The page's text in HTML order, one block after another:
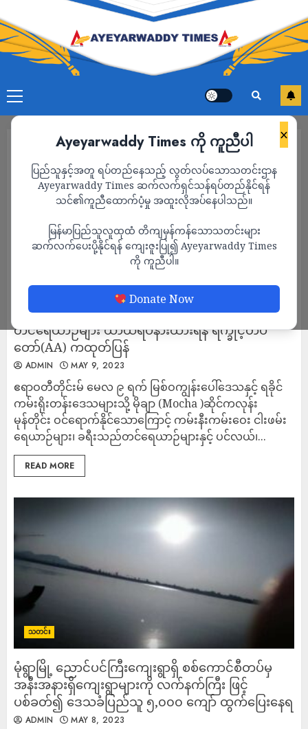
×
Ayeyarwaddy Times ကို ကူညီပါ
ပြည်သူနှင့်အတူ ရပ်တည်နေသည့် လွတ်လပ်သောသတင်းဌာန
Ayeyarwaddy Times ဆက်လက်ရှင်သန်ရပ်တည်နိုင်ရန်
သင်၏ကူညီထောက်ပံ့မှု အထူးလိုအပ်နေပါသည်။
မြန်မာပြည်သူလူထုထံ တိကျမှန်ကန်သောသတင်းများ
ဆက်လက်ပေးပို့နိုင်ရန် ကျေးဇူးပြု၍ Ayeyarwaddy Times
ကို ကူညီပါ။
Donate Now
Mocha မုန်တိုင်းကြောင့် ရေလုပ်သားများနှင့် ခရီးသည်
တင်ရေယာဉ်များ ယာယီရပ်နားထားရန် ရက္ခိုင့်တပ်
တော်(AA) ကထုတ်ပြန်
ADMIN MAY 9, 2023
ဧရာဝတီတိုင်းမ် မေလ ၉ ရက် မြစ်ဝကျွန်းပေါ်ဒေသနှင့် ရခိုင်
ကမ်းရိုးတန်းဒေသများသို့ မိုချာ (Mocha )ဆိုင်ကလုန်း
မုန်တိုင်း ဝင်ရောက်နိုင်သောကြောင့် ကမ်းနီးကမ်းဝေး ငါးဖမ်း
ရေယာဉ်များ၊ ခရီးသည်တင်ရေယာဉ်များနှင့် ပင်လယ်၊...
READ MORE
သတင်း
မုံရွာမြို့ ညောင်ပင်ကြီးကျေးရွာရှိ စစ်ကောင်စီတပ်မှ
အနီးအနားရှိကျေးရွာများကို လက်နက်ကြီး ဖြင့်
ပစ်ခတ်၍ ဒေသခံပြည်သူ ၅,၀၀၀ ကျော် ထွက်ပြေးနေရ
ADMIN MAY 8, 2023